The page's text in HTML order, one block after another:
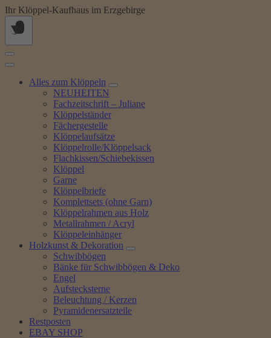
Springe
zum
Inhalt
Ihr Klöppel-Kaufhaus im Erzgebirge
Alles zum Klöppeln
NEUHEITEN
Fachzeitschrift – Juliane
Klöppelständer
Fächergestelle
Klöppelaufsätze
Klöppelrolle/Klöppelsack
Flachkissen/Schiebekissen
Klöppel
Garne
Klöppelbriefe
Komplettsets (ohne Garn)
Klöppelrahmen aus Holz
Metallrahmen / Acryl
Klöppeleinhänger
Holzkunst & Dekoration
Schwibbögen
Bänke für Schwibbögen & Deko
Engel
Aufstecksterne
Beleuchtung / Kerzen
Pyramidenersatzteile
Restposten
EBAY SHOP